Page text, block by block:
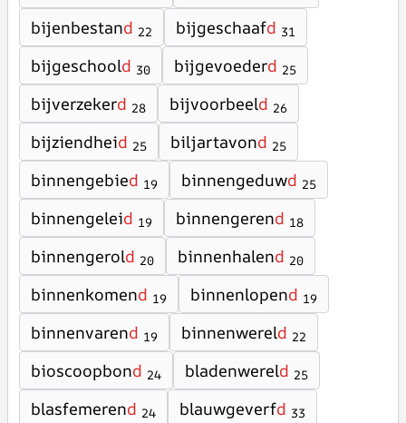
bijenbestand 22 bijgeschaafd 31
bijgeschoold 30 bijgevoederd 25
bijverzekerd 28 bijvoorbeeld 26
bijziendheid 25 biljartavond 25
binnengebied 19 binnengeduwd 25
binnengeleid 19 binnengerend 18
binnengerold 20 binnenhalend 20
binnenkomend 19 binnenlopend 19
binnenvarend 19 binnenwereld 22
bioscoopbond 24 bladenwereld 25
blasfemerend 24 blauwgeverfd 33